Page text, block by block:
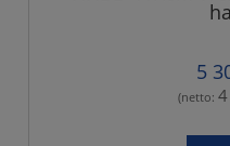
5
(netto: